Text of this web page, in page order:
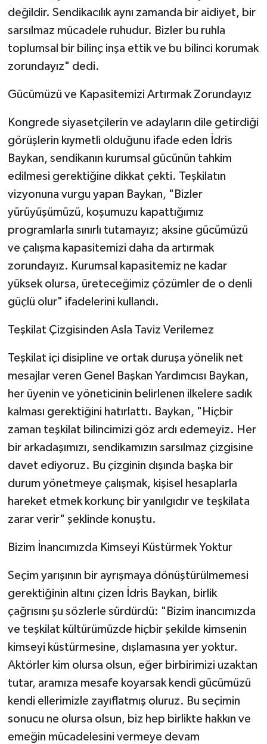
değildir. Sendikacılık aynı zamanda bir aidiyet, bir
sarsılmaz mücadele ruhudur. Bizler bu ruhla
toplumsal bir bilinç inşa ettik ve bu bilinci korumak
zorundayız" dedi.
​Gücümüzü ve Kapasitemizi Artırmak Zorundayız
​Kongrede siyasetçilerin ve adayların dile getirdiği
görüşlerin kıymetli olduğunu ifade eden İdris
Baykan, sendikanın kurumsal gücünün tahkim
edilmesi gerektiğine dikkat çekti. Teşkilatın
vizyonuna vurgu yapan Baykan, "Bizler
yürüyüşümüzü, koşumuzu kapattığımız
programlarla sınırlı tutamayız; aksine gücümüzü
ve çalışma kapasitemizi daha da artırmak
zorundayız. Kurumsal kapasitemiz ne kadar
yüksek olursa, üreteceğimiz çözümler de o denli
güçlü olur" ifadelerini kullandı.
​Teşkilat Çizgisinden Asla Taviz Verilemez
​Teşkilat içi disipline ve ortak duruşa yönelik net
mesajlar veren Genel Başkan Yardımcısı Baykan,
her üyenin ve yöneticinin belirlenen ilkelere sadık
kalması gerektiğini hatırlattı. Baykan, "Hiçbir
zaman teşkilat bilincimizi göz ardı edemeyiz. Her
bir arkadaşımızı, sendikamızın sarsılmaz çizgisine
davet ediyoruz. Bu çizginin dışında başka bir
durum yönetmeye çalışmak, kişisel hesaplarla
hareket etmek korkunç bir yanılgıdır ve teşkilata
zarar verir" şeklinde konuştu.
​Bizim İnancımızda Kimseyi Küstürmek Yoktur
​Seçim yarışının bir ayrışmaya dönüştürülmemesi
gerektiğinin altını çizen İdris Baykan, birlik
çağrısını şu sözlerle sürdürdü: "Bizim inancımızda
ve teşkilat kültürümüzde hiçbir şekilde kimsenin
kimseyi küstürmesine, dışlamasına yer yoktur.
Aktörler kim olursa olsun, eğer birbirimizi uzaktan
tutar, aramıza mesafe koyarsak kendi gücümüzü
kendi ellerimizle zayıflatmış oluruz. Bu seçimin
sonucu ne olursa olsun, biz hep birlikte hakkın ve
emeğin mücadelesini vermeye devam